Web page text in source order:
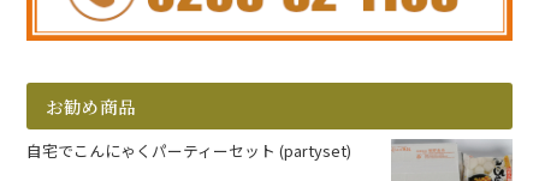
お勧め商品
自宅でこんにゃくパーティーセット (partyset)